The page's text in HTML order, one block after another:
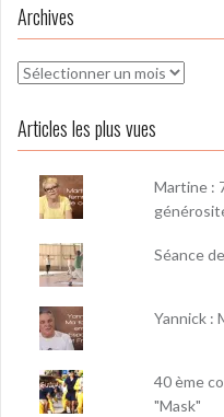
Archives
Archives
Articles les plus vues
Martine :
Séance
Yannick :
40 ème
"Mask"